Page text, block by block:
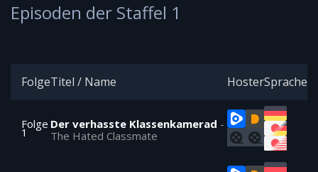
Episoden der Staffel 1
FolgeTitel / Name HosterSprache
Folge
1
Der verhasste Klassenkamerad -
The Hated Classmate